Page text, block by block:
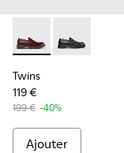
Twins - K101088-
Twins -
Twins
119 €
199 € -40%
Ajouter